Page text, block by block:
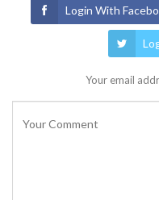
Login With
Your email